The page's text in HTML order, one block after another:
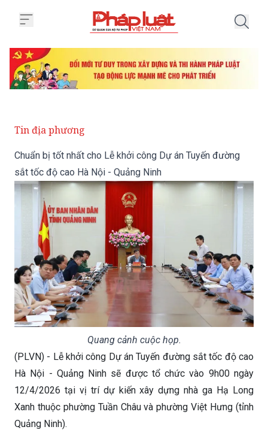
Tin địa phương
Chuẩn bị tốt nhất cho Lễ khởi công Dự án Tuyến đường
sắt tốc độ cao Hà Nội - Quảng Ninh
Quang cảnh cuộc họp.
(PLVN) - Lễ khởi công Dự án Tuyến đường sắt tốc độ cao
Hà Nội - Quảng Ninh sẽ được tổ chức vào 9h00 ngày
12/4/2026 tại vị trí dự kiến xây dựng nhà ga Hạ Long
Xanh thuộc phường Tuần Châu và phường Việt Hưng (tỉnh
Quảng Ninh).